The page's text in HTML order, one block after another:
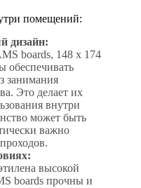
помещений:
дизайн:
boards, 148 х 174
обеспечивать
занимания
Это делает их
внутри
может быть
важно
высокой
boards прочны и